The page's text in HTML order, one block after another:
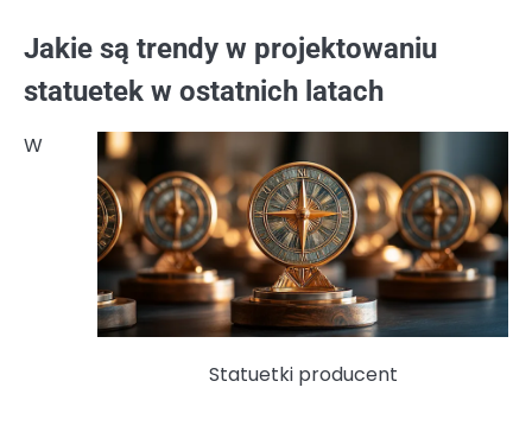
Jakie są trendy w projektowaniu
statuetek w ostatnich latach
Statuetki producent
W